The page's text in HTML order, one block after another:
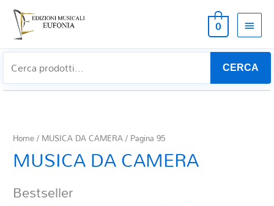
0
CERCA
Home/ MUSICA DA CAMERA/ Pagina 95
MUSICA DA CAMERA
Bestseller